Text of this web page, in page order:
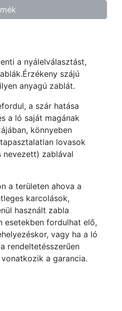
a nyálelválasztást,
szájú
anyagú zablát.
a szár hatása
a ló saját magának
könnyeben
lovasok
nevezett) zablával
a területen ahova a
karcolások,
használt zabla
esetekben fordulhat elő,
vagy ha a ló
rendeltetésszerűen
a garancia.